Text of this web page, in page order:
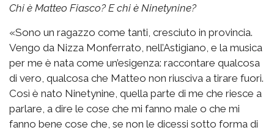
Chi è Matteo Fiasco? E chi è Ninetynine?
«Sono un ragazzo come tanti, cresciuto in provincia.
Vengo da Nizza Monferrato, nell’Astigiano, e la musica
per me è nata come un’esigenza: raccontare qualcosa
di vero, qualcosa che Matteo non riusciva a tirare fuori.
Così è nato Ninetynine, quella parte di me che riesce a
parlare, a dire le cose che mi fanno male o che mi
fanno bene cose che, se non le dicessi sotto forma di